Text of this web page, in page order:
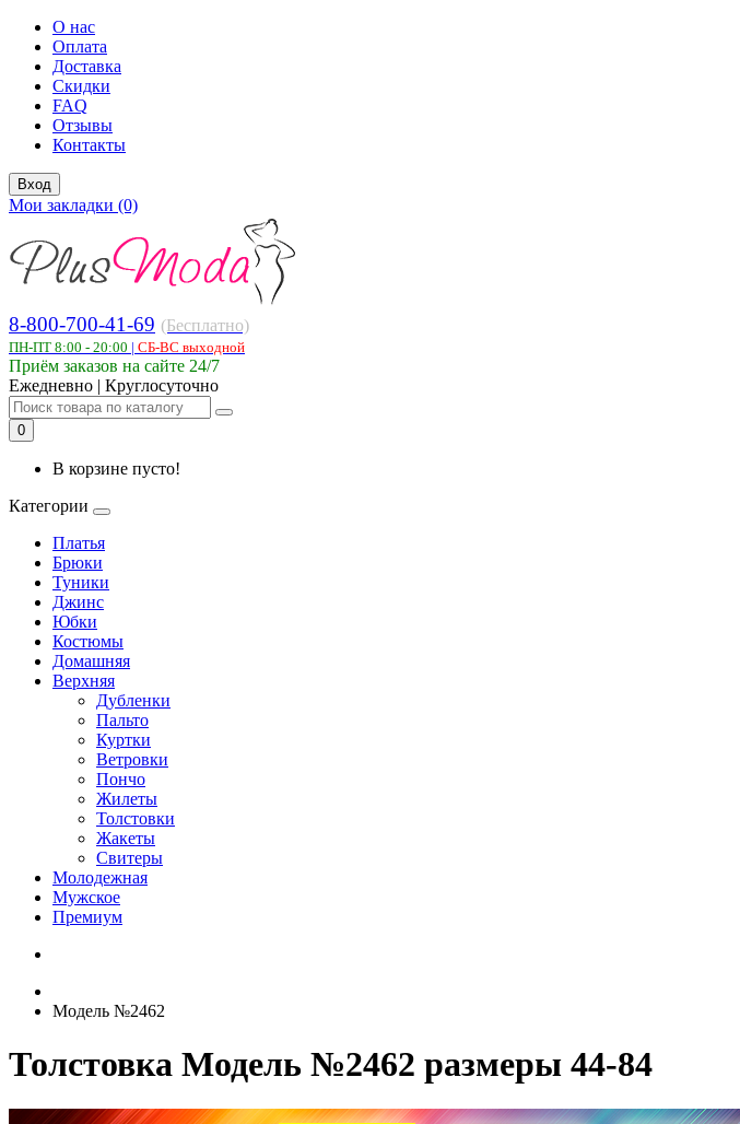
О нас
Оплата
Доставка
Скидки
FAQ
Отзывы
Контакты
Вход
Мои закладки (0)
8-800-700-41-69 (Бесплатно)
ПН-ПТ 8:00 - 20:00 | СБ-ВС выходной
Приём заказов на сайте 24/7
Ежедневно | Круглосуточно
0
В корзине пусто!
Категории
Платья
Брюки
Туники
Джинс
Юбки
Костюмы
Домашняя
Верхняя
Дубленки
Пальто
Куртки
Ветровки
Пончо
Жилеты
Толстовки
Жакеты
Свитеры
Молодежная
Мужское
Премиум
Модель №2462
Толстовка Модель №2462 размеры 44-84